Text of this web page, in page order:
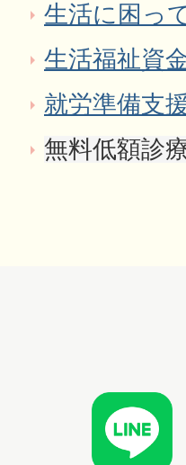
生活に困っ
生活福祉資
就労準備支
無料低額診